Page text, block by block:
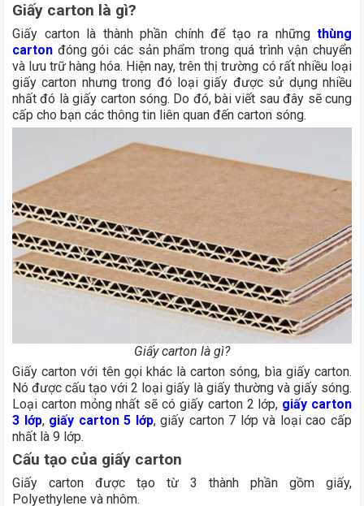
Giấy carton là gì?
Giấy carton là thành phần chính để tạo ra những thùng
carton đóng gói các sản phẩm trong quá trình vận chuyển
và lưu trữ hàng hóa. Hiện nay, trên thị trường có rất nhiều loại
giấy carton nhưng trong đó loại giấy được sử dụng nhiều
nhất đó là giấy carton sóng. Do đó, bài viết sau đây sẽ cung
cấp cho bạn các thông tin liên quan đến carton sóng.
Giấy carton là gì?
Giấy carton với tên gọi khác là carton sóng, bìa giấy carton.
Nó được cấu tạo với 2 loại giấy là giấy thường và giấy sóng.
Loại carton mỏng nhất sẽ có giấy carton 2 lớp, giấy carton
3 lớp, giấy carton 5 lớp, giấy carton 7 lớp và loại cao cấp
nhất là 9 lớp.
Cấu tạo của giấy carton
Giấy carton được tạo từ 3 thành phần gồm giấy,
Polyethylene và nhôm.